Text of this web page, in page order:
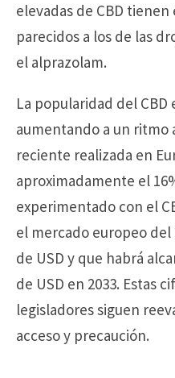
elevadas de CBD
parecidos a los de las
el alprazolam.
La popularidad del
aumentando a un ritmo
reciente realizada en
aproximadamente el
experimentado con el
el mercado europeo del
de USD y que habrá
de USD en 2033. Estas
legisladores siguen
acceso y precaución.